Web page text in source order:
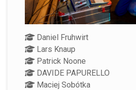
Daniel Fruhwirt
Lars Knaup
Patrick Noone
DAVIDE PAPURELLO
Maciej Sobótka